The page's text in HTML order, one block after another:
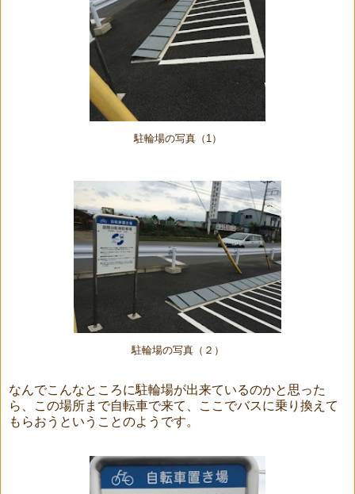
駐輪場の写真（1）
駐輪場の写真（２）
なんでこんなところに駐輪場が出来ているのかと思った
ら、この場所まで自転車で来て、ここでバスに乗り換えて
もらおうということのようです。